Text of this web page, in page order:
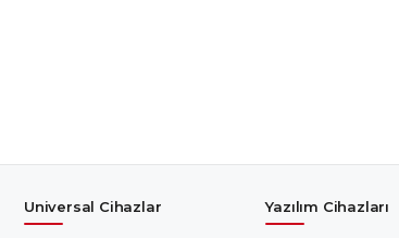
Universal Cihazlar Yazılım Cihazları